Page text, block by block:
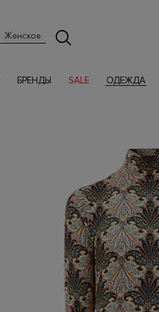
Женское
БРЕНДЫ SALE ОДЕЖДА